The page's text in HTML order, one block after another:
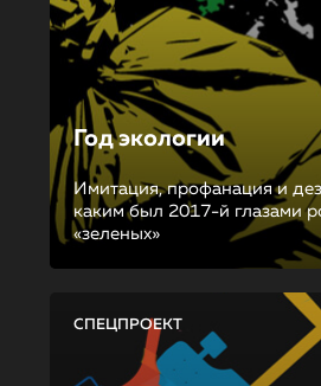
Год экологии
Имитация, профанация и
каким был 2017-й глазами
«зеленых»
СПЕЦПРОЕКТ